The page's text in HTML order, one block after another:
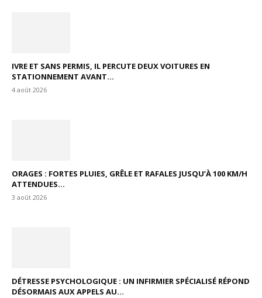
IVRE ET SANS PERMIS, IL PERCUTE DEUX VOITURES EN
STATIONNEMENT AVANT...
4 août 2026
ORAGES : FORTES PLUIES, GRÊLE ET RAFALES JUSQU’À 100 KM/H
ATTENDUES...
3 août 2026
DÉTRESSE PSYCHOLOGIQUE : UN INFIRMIER SPÉCIALISÉ RÉPOND
DÉSORMAIS AUX APPELS AU...